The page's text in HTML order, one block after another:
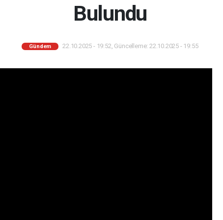
Bulundu
Gündem 22.10.2025 - 19:52, Güncelleme: 22.10.2025 - 19:55